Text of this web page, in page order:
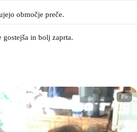
območje preče.
gostejša in bolj zaprta.
Po